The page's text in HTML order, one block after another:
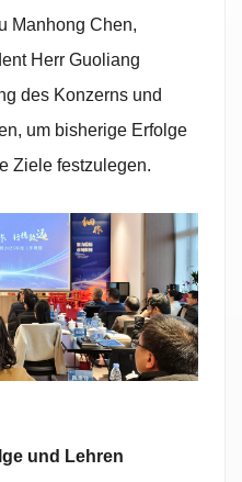
Manhong Chen,
Herr Guoliang
des Konzerns und
um bisherige Erfolge
Ziele festzulegen.
und Lehren